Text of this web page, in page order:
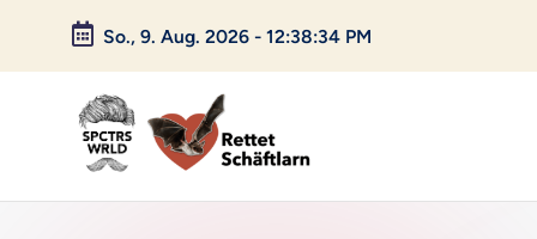
Skip
So., 9. Aug. 2026 -12:38:35 PM